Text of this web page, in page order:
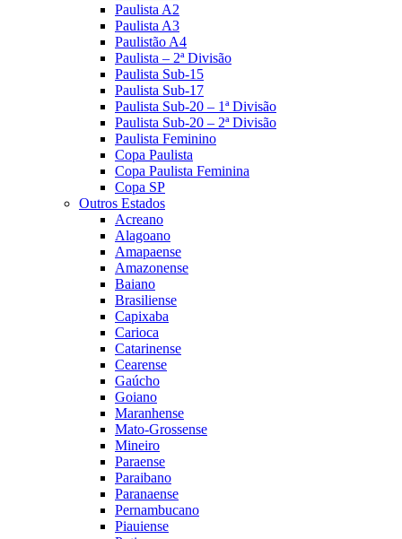
Paulista A2
Paulista A3
Paulistão A4
Paulista – 2ª Divisão
Paulista Sub-15
Paulista Sub-17
Paulista Sub-20 – 1ª Divisão
Paulista Sub-20 – 2ª Divisão
Paulista Feminino
Copa Paulista
Copa Paulista Feminina
Copa SP
Outros Estados
Acreano
Alagoano
Amapaense
Amazonense
Baiano
Brasiliense
Capixaba
Carioca
Catarinense
Cearense
Gaúcho
Goiano
Maranhense
Mato-Grossense
Mineiro
Paraense
Paraibano
Paranaense
Pernambucano
Piauiense